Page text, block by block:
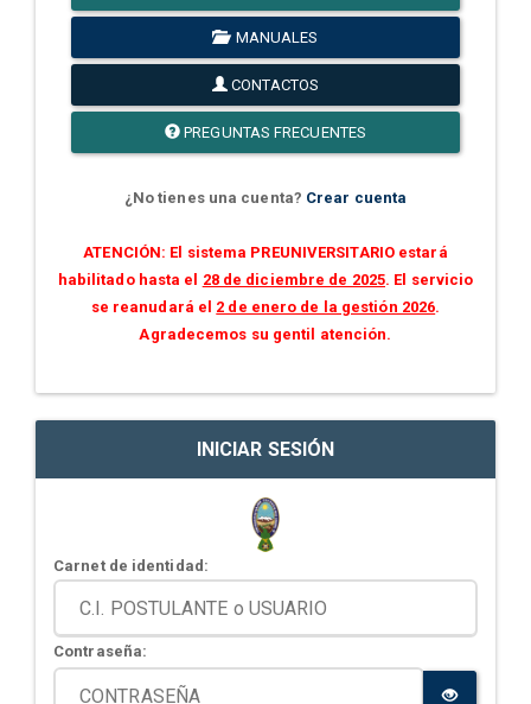
MANUALES
CONTACTOS
PREGUNTAS FRECUENTES
¿No tienes una cuenta? Crear cuenta
ATENCIÓN: El sistema PREUNIVERSITARIO estará
habilitado hasta el 28 de diciembre de 2025. El servicio
se reanudará el 2 de enero de la gestión 2026.
Agradecemos su gentil atención.
INICIAR SESIÓN
Carnet de identidad:
Contraseña: